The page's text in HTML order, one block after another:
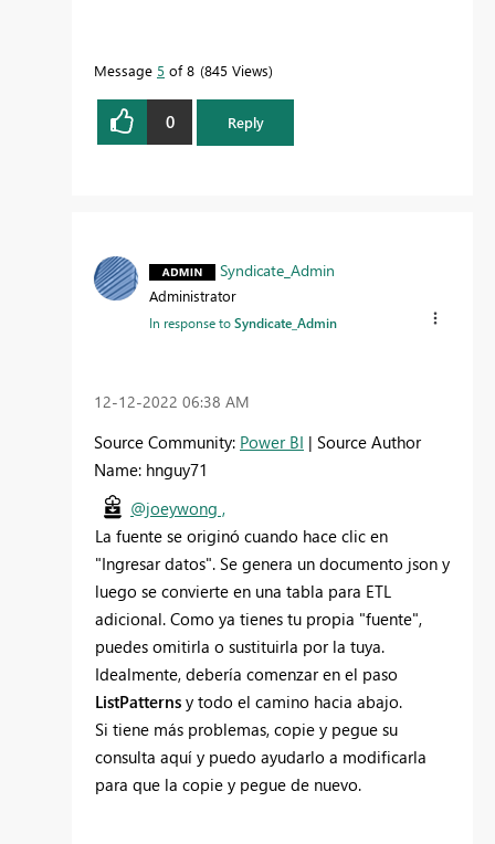
Message 5 of 8 845 Views
0 Reply
Syndicate_Admin
Administrator
In response toSyndicate_Admin
‎12-12-2022 06:38 AM
Source Community: Power BI | Source Author
Name: hnguy71
@joeywong ,
La fuente se originó cuando hace clic en
"Ingresar datos". Se genera un documento json y
luego se convierte en una tabla para ETL
adicional. Como ya tienes tu propia "fuente",
puedes omitirla o sustituirla por la tuya.
Idealmente, debería comenzar en el paso
ListPatterns y todo el camino hacia abajo.
Si tiene más problemas, copie y pegue su
consulta aquí y puedo ayudarlo a modificarla
para que la copie y pegue de nuevo.